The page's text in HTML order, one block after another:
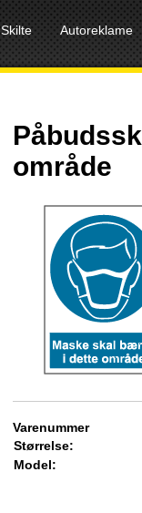
Skilte Autoreklame
område
Varenummer
Størrelse:
Model: